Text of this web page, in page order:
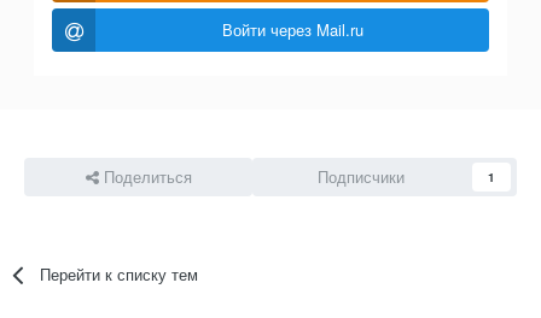
Войти через Mail.ru
Поделиться Подписчики 1
Перейти к списку тем